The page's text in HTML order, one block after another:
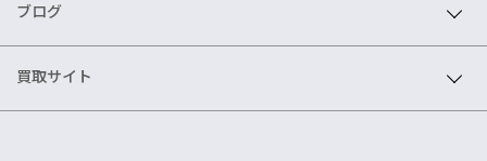
ブログ
買取サイト